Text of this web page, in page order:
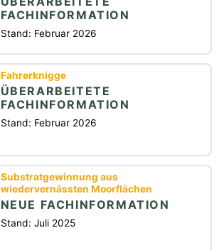
FACHINFORMATION
Stand: Februar 2026
Fahrerknigge
ÜBERARBEITETE
FACHINFORMATION
Stand: Februar 2026
Substratgewinnung aus
wiedervernässten Moorflächen
NEUE FACHINFORMATION
Stand: Juli 2025